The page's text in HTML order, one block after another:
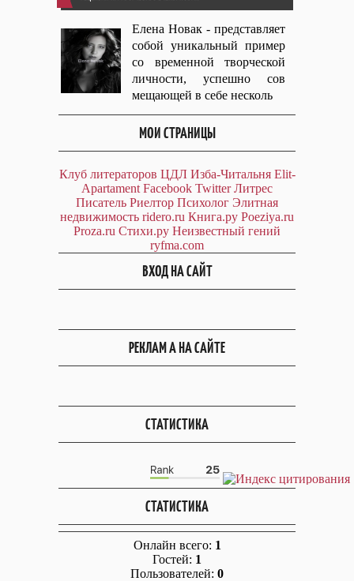
Елена Новак - представляет
собой уникальный пример
со временной творческой
личности, успешно сов
мещающей в себе несколь
МОИ СТРАНИЦЫ
Клуб литераторов ЦДЛ Изба-Читальня Elit-
Apartament Facebook Twitter Литрес
Писатель Риелтор Психолог Элитная
недвижимость ridero.ru Книга.ру Poeziya.ru
Proza.ru Стихи.ру Неизвестный гений
ryfma.com
ВХОД НА САЙТ
РЕКЛАМ А НА САЙТЕ
СТАТИСТИКА
СТАТИСТИКА
Онлайн всего: 1
Гостей: 1
Пользователей: 0